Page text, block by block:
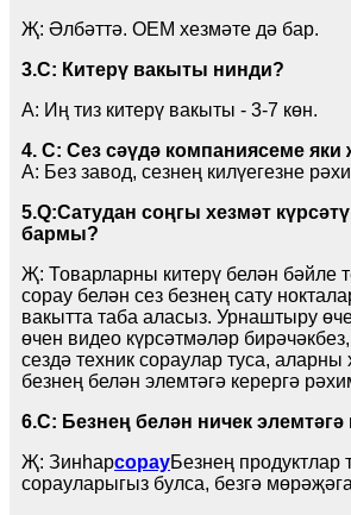
Җ: Әлбәттә. OEM хезмәте дә бар.
3.С: Китерү вакыты нинди?
A: Иң тиз китерү вакыты - 3-7 көн.
4. С: Сез сәүдә компаниясеме яки
A: Без завод, сезнең килүегезне
5.Q:Сатудан соңгы хезмәт
бармы?
Җ: Товарларны китерү белән бәйле
сорау белән сез безнең сату
вакытта таба аласыз. Урнаштыру
өчен видео күрсәтмәләр
сездә техник сораулар туса, аларны
безнең белән элемтәгә керергә
6.С: Безнең белән ничек элемтәгә
Җ: ЗинһарсорауБезнең продуктлар
сорауларыгыз булса, безгә